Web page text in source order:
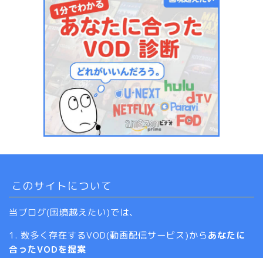
このサイトについて
当ブログ(国境越えたい)では、
1. 数多く存在するVOD(動画配信サービス)からあなたに
合ったVODを提案